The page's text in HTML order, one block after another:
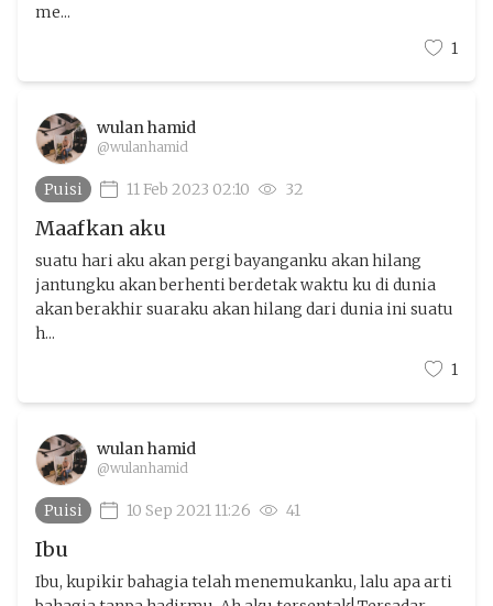
me...
1
wulan hamid
@wulanhamid
Puisi 11 Feb 2023 02:10 32
Maafkan aku
suatu hari aku akan pergi bayanganku akan hilang
jantungku akan berhenti berdetak waktu ku di dunia
akan berakhir suaraku akan hilang dari dunia ini suatu
h...
1
wulan hamid
@wulanhamid
Puisi 10 Sep 2021 11:26 41
Ibu
Ibu, kupikir bahagia telah menemukanku, lalu apa arti